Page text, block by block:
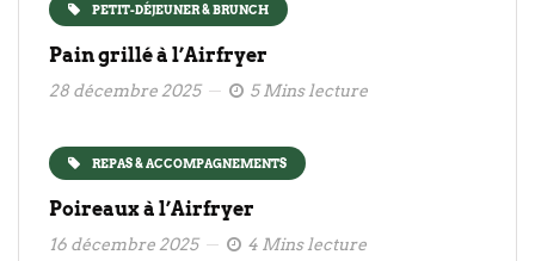
PETIT-DÉJEUNER & BRUNCH
Pain grillé à l’Airfryer
28 décembre 2025 5 Mins lecture
REPAS & ACCOMPAGNEMENTS
Poireaux à l’Airfryer
16 décembre 2025 4 Mins lecture